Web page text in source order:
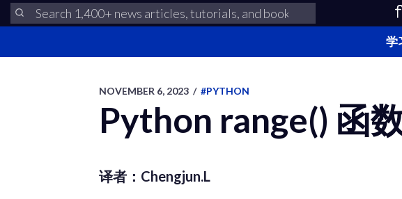
学
NOVEMBER 6, 2023 / #PYTHON
Python range() 函
译者：Chengjun.L